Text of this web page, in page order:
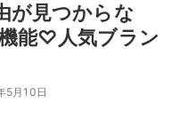
が見つからな
能♡人気ブラン
5月10日